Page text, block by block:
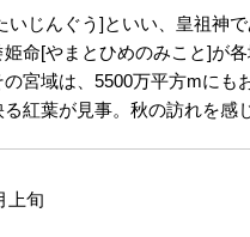
いじんぐう]といい、皇祖神
命[やまとひめのみこと]が
宮域は、5500万平方mに
紅葉が見事。秋の訪れを感
上旬